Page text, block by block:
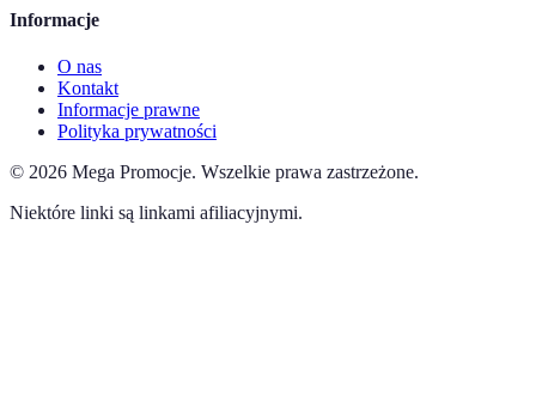
Informacje
O nas
Kontakt
Informacje prawne
Polityka prywatności
© 2026 Mega Promocje. Wszelkie prawa zastrzeżone.
Niektóre linki są linkami afiliacyjnymi.